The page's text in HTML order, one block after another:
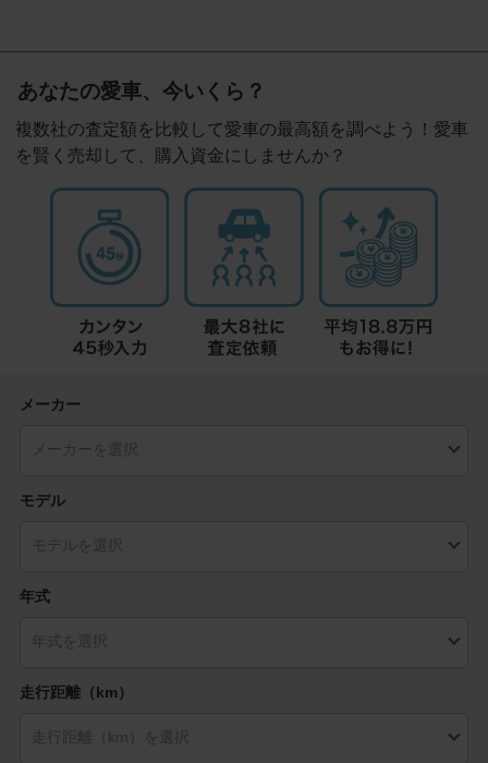
あなたの愛車、今いくら？
複数社の査定額を比較して愛車の最高額を調べよう！愛車
を賢く売却して、購入資金にしませんか？
メーカー
モデル
年式
走行距離（km）